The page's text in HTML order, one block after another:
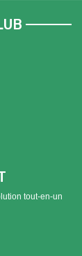
tout-en-un